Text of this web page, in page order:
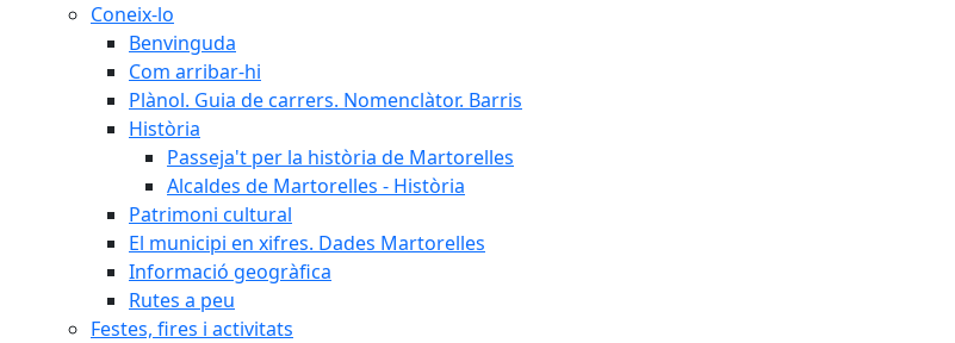
Coneix-lo
Benvinguda
Com arribar-hi
Plànol. Guia de carrers. Nomenclàtor. Barris
Història
Passeja't per la història de Martorelles
Alcaldes de Martorelles - Història
Patrimoni cultural
El municipi en xifres. Dades Martorelles
Informació geogràfica
Rutes a peu
Festes, fires i activitats